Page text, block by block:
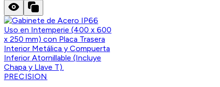
PRECISION